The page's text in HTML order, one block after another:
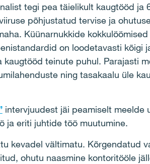
tegi pea täielikult kaugtööd ja
põhjustatud tervise ja
Küünarnukkide
on loodetavasti kõigi
teinute puhul. Parajasti
ning tasakaalu üle
intervjuudest jäi peamiselt meelde
ja eriti juhtide töö muutumine.
kevadel vältimatu. Kõrgendatud
ohutu naasmine kontoritööle